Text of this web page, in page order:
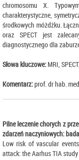
chromosomu X.
charakterystyczne,
środkowych móżdżku.
oraz SPECT jest
diagnostycznego dla
Słowa kluczowe: MRI,
Komentarz:prof. dr hab.
Pilne leczenie chorych z
zdarzeń naczyniowych:
Low risk of vascular
attack: the Aarhus TIA study